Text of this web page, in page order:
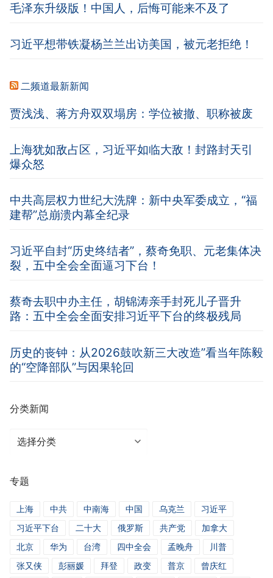
毛泽东升级版！中国人，后悔可能来不及了
习近平想带铁凝杨兰兰出访美国，被元老拒绝！
二频道最新新闻
贾浅浅、蒋方舟双双塌房：学位被撤、职称被废
上海犹如敌占区，习近平如临大敌！封路封天引
爆众怒
中共高层权力世纪大洗牌：新中央军委成立，“福
建帮”总崩溃内幕全纪录
习近平自封“历史终结者”，蔡奇免职、元老集体决
裂，五中全会全面逼习下台！
蔡奇去职中办主任，胡锦涛亲手封死儿子晋升
路：五中全会全面安排习近平下台的终极残局
历史的丧钟：从2026鼓吹新三大改造”看当年陈毅
的“空降部队”与因果轮回
分类新闻
分
闻
专题
上海 中共 中南海 中国 乌克兰
习近平
习近平下台
二十大 俄罗斯 共产党
加拿大
北京
华为 台湾 四中全会 孟晚舟
川普
张又侠
彭丽媛 拜登 政变 普京
曾庆红